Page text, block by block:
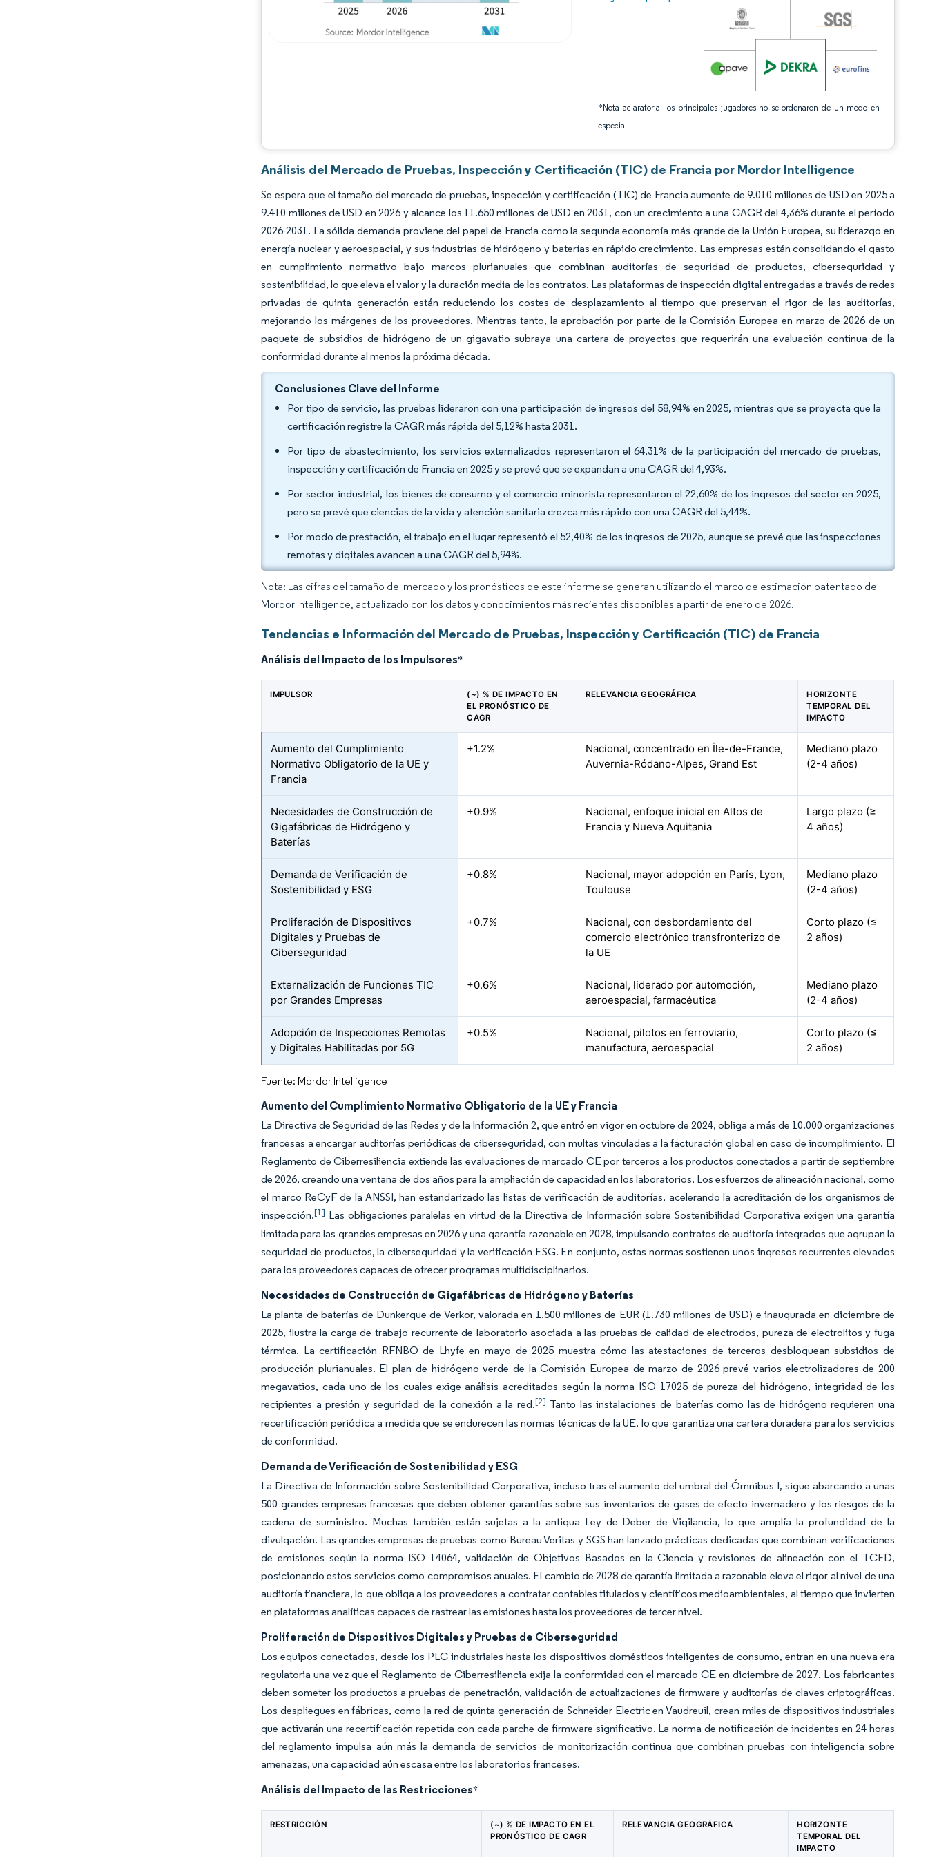
*Nota aclaratoria: los principales jugadores no se ordenaron de un modo en
especial
Análisis del Mercado de Pruebas, Inspección y Certificación (TIC) de Francia por Mordor Intelligence
Se espera que el tamaño del mercado de pruebas, inspección y certificación (TIC) de Francia aumente de 9.010 millones de USD en 2025 a
9.410 millones de USD en 2026 y alcance los 11.650 millones de USD en 2031, con un crecimiento a una CAGR del 4,36% durante el período
2026-2031. La sólida demanda proviene del papel de Francia como la segunda economía más grande de la Unión Europea, su liderazgo en
energía nuclear y aeroespacial, y sus industrias de hidrógeno y baterías en rápido crecimiento. Las empresas están consolidando el gasto
en cumplimiento normativo bajo marcos plurianuales que combinan auditorías de seguridad de productos, ciberseguridad y
sostenibilidad, lo que eleva el valor y la duración media de los contratos. Las plataformas de inspección digital entregadas a través de redes
privadas de quinta generación están reduciendo los costes de desplazamiento al tiempo que preservan el rigor de las auditorías,
mejorando los márgenes de los proveedores. Mientras tanto, la aprobación por parte de la Comisión Europea en marzo de 2026 de un
paquete de subsidios de hidrógeno de un gigavatio subraya una cartera de proyectos que requerirán una evaluación continua de la
conformidad durante al menos la próxima década.
Conclusiones Clave del Informe
Por tipo de servicio, las pruebas lideraron con una participación de ingresos del 58,94% en 2025, mientras que se proyecta que la
certificación registre la CAGR más rápida del 5,12% hasta 2031.
Por tipo de abastecimiento, los servicios externalizados representaron el 64,31% de la participación del mercado de pruebas,
inspección y certificación de Francia en 2025 y se prevé que se expandan a una CAGR del 4,93%.
Por sector industrial, los bienes de consumo y el comercio minorista representaron el 22,60% de los ingresos del sector en 2025,
pero se prevé que ciencias de la vida y atención sanitaria crezca más rápido con una CAGR del 5,44%.
Por modo de prestación, el trabajo en el lugar representó el 52,40% de los ingresos de 2025, aunque se prevé que las inspecciones
remotas y digitales avancen a una CAGR del 5,94%.
Nota: Las cifras del tamaño del mercado y los pronósticos de este informe se generan utilizando el marco de estimación patentado de
Mordor Intelligence, actualizado con los datos y conocimientos más recientes disponibles a partir de enero de 2026.
Tendencias e Información del Mercado de Pruebas, Inspección y Certificación (TIC) de Francia
Análisis del Impacto de los Impulsores*
IMPULSOR
(~) % DE IMPACTO EN
EL PRONÓSTICO DE
CAGR
RELEVANCIA GEOGRÁFICA
HORIZONTE
TEMPORAL DEL
IMPACTO
Aumento del Cumplimiento
Normativo Obligatorio de la UE y
Francia
+1.2%
Nacional, concentrado en Île-de-France,
Auvernia-Ródano-Alpes, Grand Est
Mediano plazo
(2-4 años)
Necesidades de Construcción de
Gigafábricas de Hidrógeno y
Baterías
+0.9%
Nacional, enfoque inicial en Altos de
Francia y Nueva Aquitania
Largo plazo (≥
4 años)
Demanda de Verificación de
Sostenibilidad y ESG
+0.8%
Nacional, mayor adopción en París, Lyon,
Toulouse
Mediano plazo
(2-4 años)
Proliferación de Dispositivos
Digitales y Pruebas de
Ciberseguridad
+0.7%
Nacional, con desbordamiento del
comercio electrónico transfronterizo de
la UE
Corto plazo (≤
2 años)
Externalización de Funciones TIC
por Grandes Empresas
+0.6%
Nacional, liderado por automoción,
aeroespacial, farmacéutica
Mediano plazo
(2-4 años)
Adopción de Inspecciones Remotas
y Digitales Habilitadas por 5G
+0.5%
Nacional, pilotos en ferroviario,
manufactura, aeroespacial
Corto plazo (≤
2 años)
Fuente: Mordor Intelligence
Aumento del Cumplimiento Normativo Obligatorio de la UE y Francia
La Directiva de Seguridad de las Redes y de la Información 2, que entró en vigor en octubre de 2024, obliga a más de 10.000 organizaciones
francesas a encargar auditorías periódicas de ciberseguridad, con multas vinculadas a la facturación global en caso de incumplimiento. El
Reglamento de Ciberresiliencia extiende las evaluaciones de marcado CE por terceros a los productos conectados a partir de septiembre
de 2026, creando una ventana de dos años para la ampliación de capacidad en los laboratorios. Los esfuerzos de alineación nacional, como
el marco ReCyF de la ANSSI, han estandarizado las listas de verificación de auditorías, acelerando la acreditación de los organismos de
inspección.[1] Las obligaciones paralelas en virtud de la Directiva de Información sobre Sostenibilidad Corporativa exigen una garantía
limitada para las grandes empresas en 2026 y una garantía razonable en 2028, impulsando contratos de auditoría integrados que agrupan la
seguridad de productos, la ciberseguridad y la verificación ESG. En conjunto, estas normas sostienen unos ingresos recurrentes elevados
para los proveedores capaces de ofrecer programas multidisciplinarios.
Necesidades de Construcción de Gigafábricas de Hidrógeno y Baterías
La planta de baterías de Dunkerque de Verkor, valorada en 1.500 millones de EUR (1.730 millones de USD) e inaugurada en diciembre de
2025, ilustra la carga de trabajo recurrente de laboratorio asociada a las pruebas de calidad de electrodos, pureza de electrolitos y fuga
térmica. La certificación RFNBO de Lhyfe en mayo de 2025 muestra cómo las atestaciones de terceros desbloquean subsidios de
producción plurianuales. El plan de hidrógeno verde de la Comisión Europea de marzo de 2026 prevé varios electrolizadores de 200
megavatios, cada uno de los cuales exige análisis acreditados según la norma ISO 17025 de pureza del hidrógeno, integridad de los
recipientes a presión y seguridad de la conexión a la red.[2] Tanto las instalaciones de baterías como las de hidrógeno requieren una
recertificación periódica a medida que se endurecen las normas técnicas de la UE, lo que garantiza una cartera duradera para los servicios
de conformidad.
Demanda de Verificación de Sostenibilidad y ESG
La Directiva de Información sobre Sostenibilidad Corporativa, incluso tras el aumento del umbral del Ómnibus I, sigue abarcando a unas
500 grandes empresas francesas que deben obtener garantías sobre sus inventarios de gases de efecto invernadero y los riesgos de la
cadena de suministro. Muchas también están sujetas a la antigua Ley de Deber de Vigilancia, lo que amplía la profundidad de la
divulgación. Las grandes empresas de pruebas como Bureau Veritas y SGS han lanzado prácticas dedicadas que combinan verificaciones
de emisiones según la norma ISO 14064, validación de Objetivos Basados en la Ciencia y revisiones de alineación con el TCFD,
posicionando estos servicios como compromisos anuales. El cambio de 2028 de garantía limitada a razonable eleva el rigor al nivel de una
auditoría financiera, lo que obliga a los proveedores a contratar contables titulados y científicos medioambientales, al tiempo que invierten
en plataformas analíticas capaces de rastrear las emisiones hasta los proveedores de tercer nivel.
Proliferación de Dispositivos Digitales y Pruebas de Ciberseguridad
Los equipos conectados, desde los PLC industriales hasta los dispositivos domésticos inteligentes de consumo, entran en una nueva era
regulatoria una vez que el Reglamento de Ciberresiliencia exija la conformidad con el marcado CE en diciembre de 2027. Los fabricantes
deben someter los productos a pruebas de penetración, validación de actualizaciones de firmware y auditorías de claves criptográficas.
Los despliegues en fábricas, como la red de quinta generación de Schneider Electric en Vaudreuil, crean miles de dispositivos industriales
que activarán una recertificación repetida con cada parche de firmware significativo. La norma de notificación de incidentes en 24 horas
del reglamento impulsa aún más la demanda de servicios de monitorización continua que combinan pruebas con inteligencia sobre
amenazas, una capacidad aún escasa entre los laboratorios franceses.
Análisis del Impacto de las Restricciones*
RESTRICCIÓN
(~) % DE IMPACTO EN EL
PRONÓSTICO DE CAGR
RELEVANCIA GEOGRÁFICA
HORIZONTE
TEMPORAL DEL
IMPACTO